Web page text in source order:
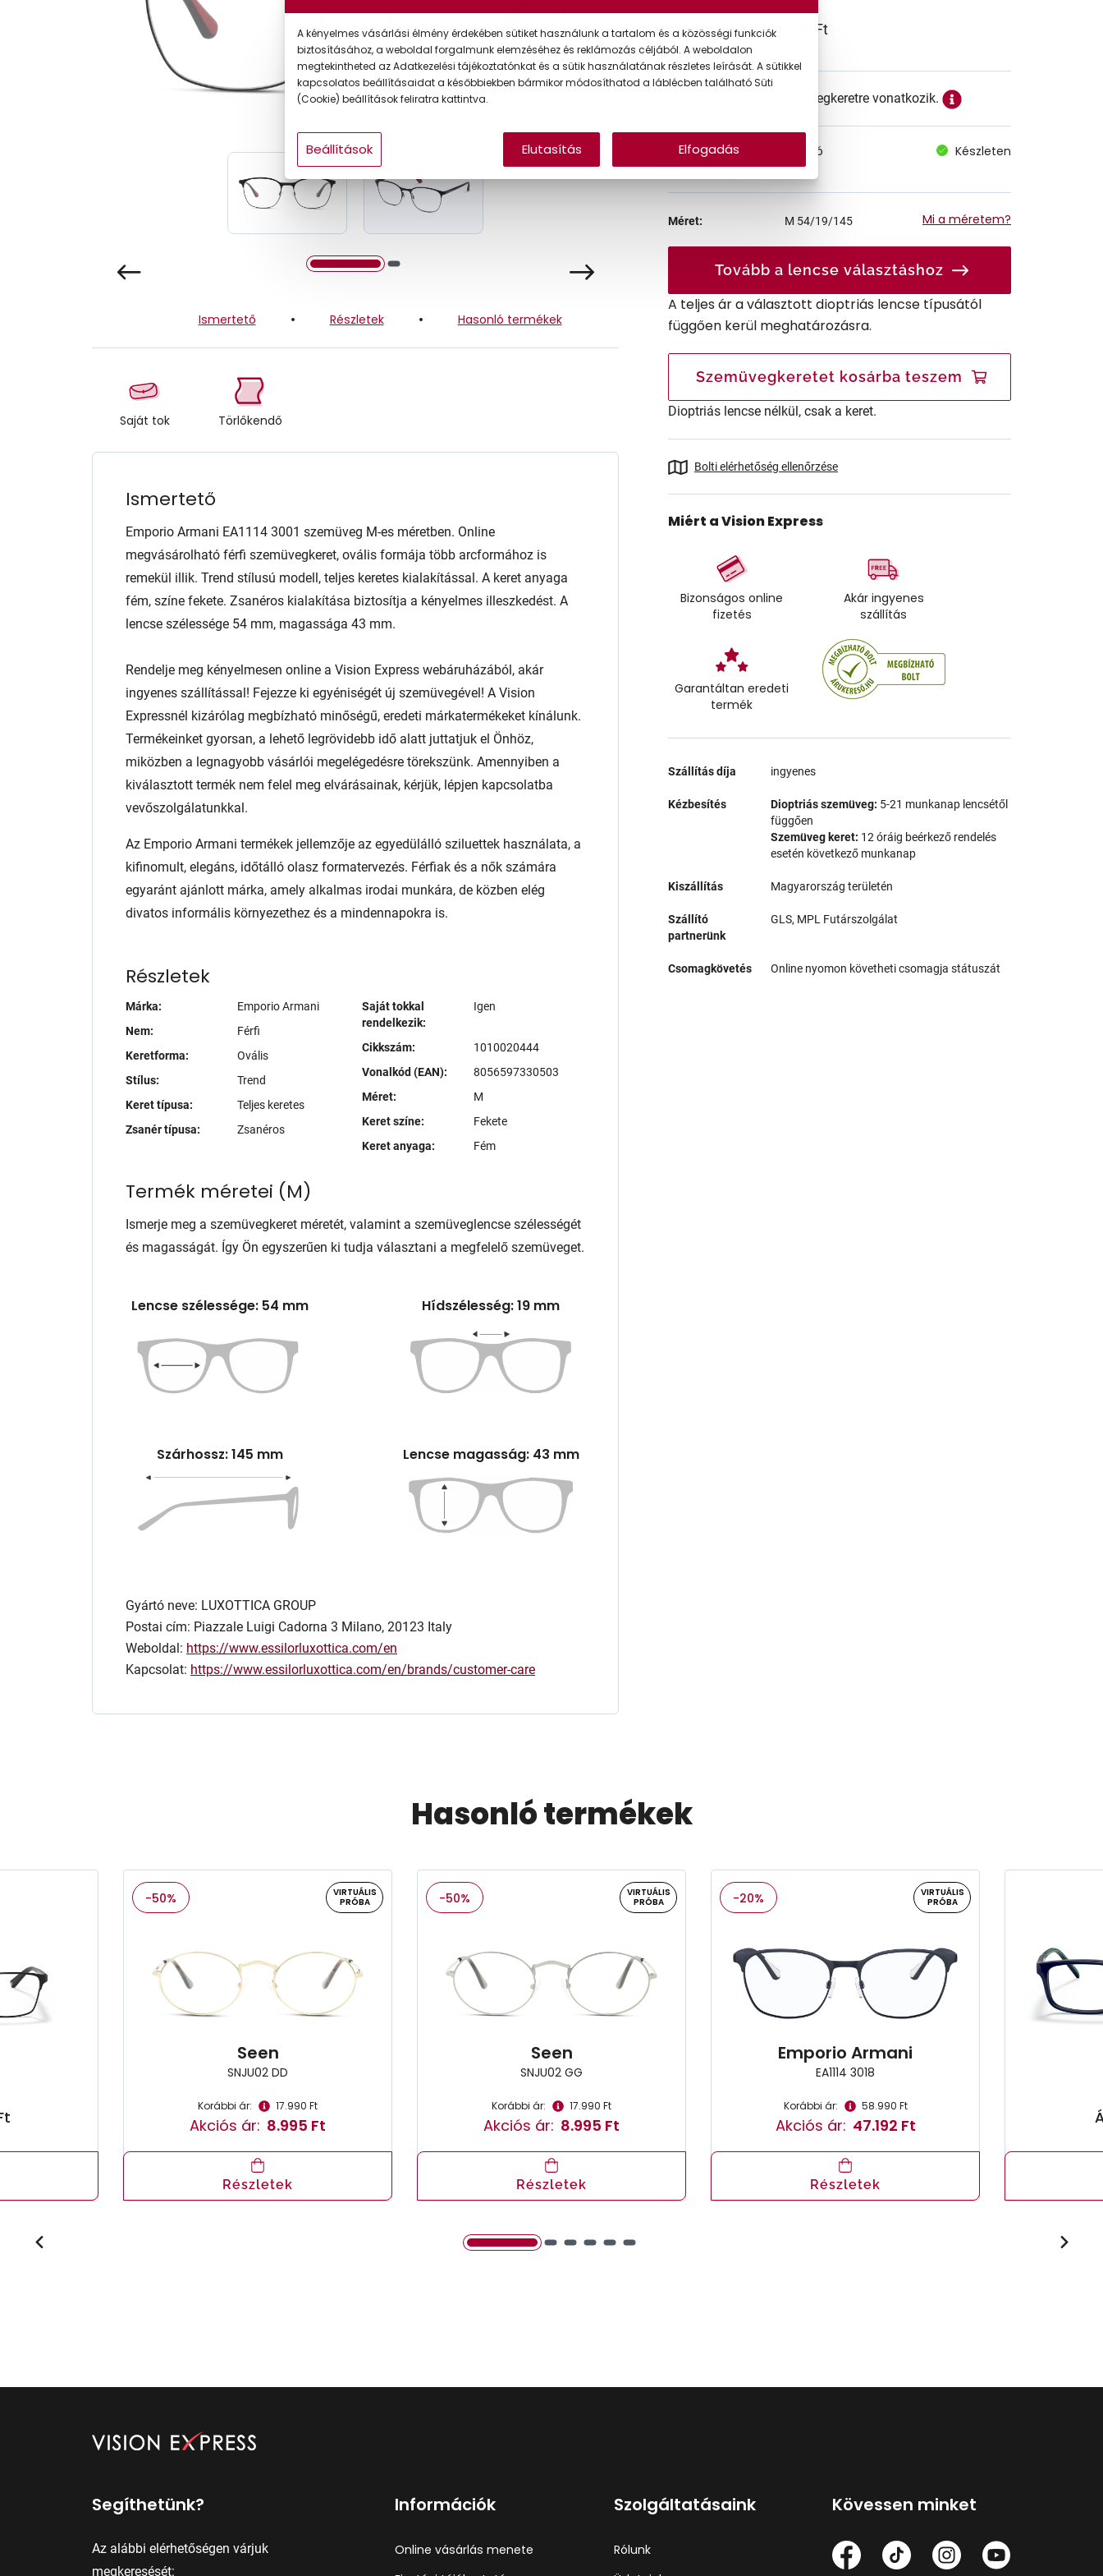
Gyermek
Ismertető Részletek Hasonló termékek
Saját tok Törlőkendő
Ismertető
Emporio Armani EA1114 3001 szemüveg M-es méretben. Online
megvásárolható férfi szemüvegkeret, ovális formája több arcformához is
remekül illik. Trend stílusú modell, teljes keretes kialakítással. A keret anyaga
fém, színe fekete. Zsanéros kialakítása biztosítja a kényelmes illeszkedést. A
lencse szélessége 54 mm, magassága 43 mm.
Rendelje meg kényelmesen online a Vision Express webáruházából, akár
ingyenes szállítással! Fejezze ki egyéniségét új szemüvegével! A Vision
Expressnél kizárólag megbízható minőségű, eredeti márkatermékeket kínálunk.
Termékeinket gyorsan, a lehető legrövidebb idő alatt juttatjuk el Önhöz,
miközben a legnagyobb vásárlói megelégedésre törekszünk. Amennyiben a
kiválasztott termék nem felel meg elvárásainak, kérjük, lépjen kapcsolatba
vevőszolgálatunkkal.
Az Emporio Armani termékek jellemzője az egyedülálló sziluettek használata, a
kifinomult, elegáns, időtálló olasz formatervezés. Férfiak és a nők számára
egyaránt ajánlott márka, amely alkalmas irodai munkára, de közben elég
divatos informális környezethez és a mindennapokra is.
Részletek
Márka:
Emporio Armani
Nem:
Férfi
Keretforma:
Ovális
Stílus:
Trend
Keret típusa:
Teljes keretes
Zsanér típusa:
Zsanéros
Saját tokkal
rendelkezik:
Igen
Cikkszám:
1010020444
Vonalkód (EAN):
8056597330503
Méret:
M
Keret színe:
Fekete
Keret anyaga:
Fém
Termék méretei (M)
Ismerje meg a szemüvegkeret méretét, valamint a szemüveglencse szélességét
és magasságát. Így Ön egyszerűen ki tudja választani a megfelelő szemüveget.
Lencse szélessége: 54 mm Hídszélesség: 19 mm
Szárhossz: 145 mm Lencse magasság: 43 mm
Gyártó neve: LUXOTTICA GROUP
Postai cím: Piazzale Luigi Cadorna 3 Milano, 20123 Italy
Weboldal: https://www.essilorluxottica.com/en
Kapcsolat: https://www.essilorluxottica.com/en/brands/customer-care
Ár: 58.990 Ft
A feltűntetett ár a szemüvegkeretre vonatkozik.
Online megvásárolható
Készleten
Ingyenes szállítás
Méret: M 54/19/145 Mi a méretem?
Tovább a lencse választáshoz
A teljes ár a választott dioptriás lencse típusától
függően kerül meghatározásra.
Szemüvegkeretet kosárba teszem
Dioptriás lencse nélkül, csak a keret.
Bolti elérhetőség ellenőrzése
Miért a Vision Express
Bizonságos online
fizetés
Akár ingyenes
szállítás
Garantáltan eredeti
termék
Szállítás díja ingyenes
Kézbesítés Dioptriás szemüveg: 5-21 munkanap lencsétől
függően
Szemüveg keret: 12 óráig beérkező rendelés
esetén következő munkanap
Kiszállítás Magyarország területén
Szállító
partnerünk
GLS, MPL Futárszolgálat
Csomagkövetés Online nyomon követheti csomagja státuszát
Hasonló termékek
-50%
VIRTUÁLIS
PRÓBA
Seen
SNJU02 DD
Korábbi ár: 17.990 Ft
Akciós ár: 8.995 Ft
Részletek
-50%
VIRTUÁLIS
PRÓBA
Seen
SNJU02 GG
Korábbi ár: 17.990 Ft
Akciós ár: 8.995 Ft
Részletek
-20%
VIRTUÁLIS
PRÓBA
Emporio Armani
EA1114 3018
Korábbi ár: 58.990 Ft
Akciós ár: 47.192 Ft
Részletek
Segíthetünk?
Az alábbi elérhetőségen várjuk
megkeresését:
Információk
Online vásárlás menete
Szolgáltatásaink
Rólunk
Kövessen minket
A kényelmes vásárlási élmény érdekében sütiket használunk a tartalom és a közösségi funkciók
biztosításához, a weboldal forgalmunk elemzéséhez és reklámozás céljából. A weboldalon
megtekintheted az Adatkezelési tájékoztatónkat és a sütik használatának részletes leírását. A sütikkel
kapcsolatos beállításaidat a későbbiekben bármikor módosíthatod a láblécben található Süti
(Cookie) beállítások feliratra kattintva.
Beállítások Elutasítás Elfogadás